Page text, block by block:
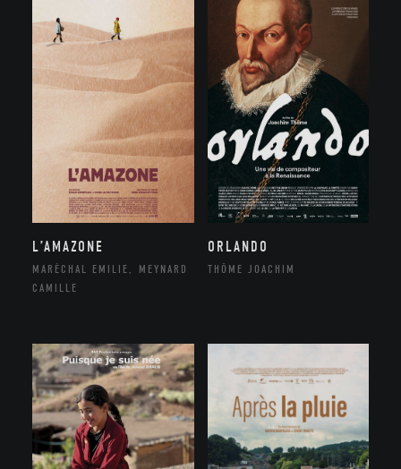
L’AMAZONE
MARÉCHAL EMILIE, MEYNARD
CAMILLE
ORLANDO
THÔME JOACHIM